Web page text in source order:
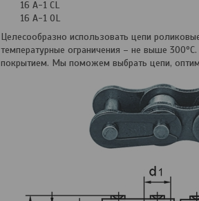
16 A-1 CL
16 A-1 OL
Целесообразно использовать цепи
температурные ограничения – не выше
покрытием. Мы поможем выбрать цепи,